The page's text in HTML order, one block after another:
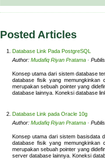
Posted Articles
Database Link Pada PostgreSQL
Author: Mudafiq Riyan Pratama ·
Konsep utama dari sistem database
database fisik yang memungkinkan
merupakan sebuah pointer yang
database lainnya. Koneksi database
Database Link pada Oracle 10g
Author: Mudafiq Riyan Pratama ·
Konsep utama dari sistem basisdata
database fisik yang memungkinkan
merupakan sebuah pointer yang
server database lainnya. Koneksi